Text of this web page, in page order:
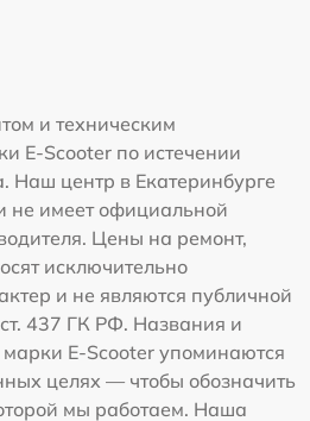
и техническим
E-Scooter по истечении
Наш центр в Екатеринбурге
не имеет официальной
Цены на ремонт,
исключительно
и не являются публичной
437 ГК РФ. Названия и
марки E-Scooter упоминаются
целях — чтобы обозначить
мы работаем. Наша